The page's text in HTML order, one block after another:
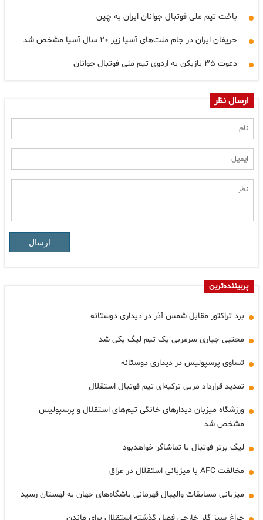
باخت تیم ملی فوتبال جوانان ایران به چین
حریفان ایران در جام ملت‌های آسیا زیر ۲۰ سال آسیا مشخص شد
دعوت ۳۵ بازیکن به اردوی تیم ملی فوتبال جوانان
ارسال نظر
ارسال
پربیننده‌ترین
برد تراکتور مقابل شمس آذر در دیداری دوستانه
مجتبی جباری سرمربی یک تیم لیگ یکی شد
تساوی پرسپولیس در دیداری دوستانه
تمدید قرارداد مربی ترکیه‌ای تیم فوتبال استقلال
ورزشگاه میزبان دیدارهای خانگی تیم‌های استقلال و پرسپولیس
مشخص شد
لیگ برتر فوتبال با تماشاگر خواهدبود
مخالفت AFC با میزبانی استقلال در عراق
میزبانی مسابقات والیبال قهرمانی باشگاه‌های جهان به لهستان رسید